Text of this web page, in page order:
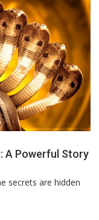
A Powerful Story
secrets are hidden